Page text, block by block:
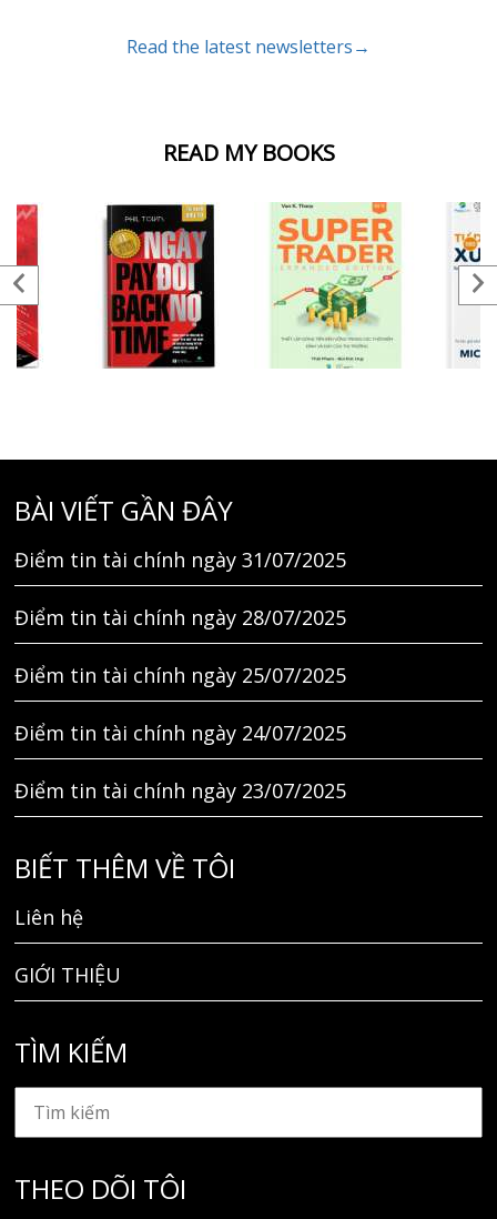
READ MY BOOKS
Read the latest newsletters→
BÀI VIẾT GẦN ĐÂY
Điểm tin tài chính ngày 31/07/2025
Điểm tin tài chính ngày 28/07/2025
Điểm tin tài chính ngày 25/07/2025
Điểm tin tài chính ngày 24/07/2025
Điểm tin tài chính ngày 23/07/2025
BIẾT THÊM VỀ TÔI
Liên hệ
GIỚI THIỆU
TÌM KIẾM
THEO DÕI TÔI